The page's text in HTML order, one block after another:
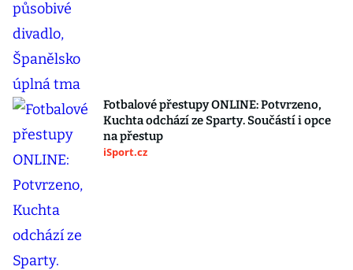
Fotbalové přestupy ONLINE: Potvrzeno,
Kuchta odchází ze Sparty. Součástí i opce
na přestup
iSport.cz